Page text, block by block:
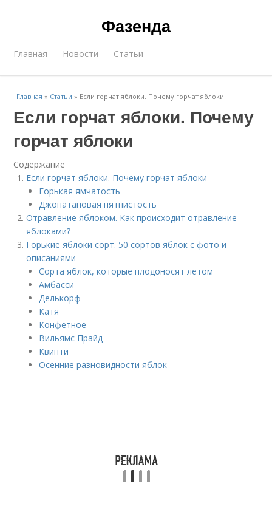
Фазенда
Главная Новости Статьи
Главная » Статьи » Если горчат яблоки. Почему горчат яблоки
Если горчат яблоки. Почему
горчат яблоки
Содержание
Если горчат яблоки. Почему горчат яблоки
Горькая ямчатость
Джонатановая пятнистость
Отравление яблоком. Как происходит отравление
яблоками?
Горькие яблоки сорт. 50 сортов яблок с фото и
описаниями
Сорта яблок, которые плодоносят летом
Амбасси
Делькорф
Катя
Конфетное
Вильямс Прайд
Квинти
Осенние разновидности яблок